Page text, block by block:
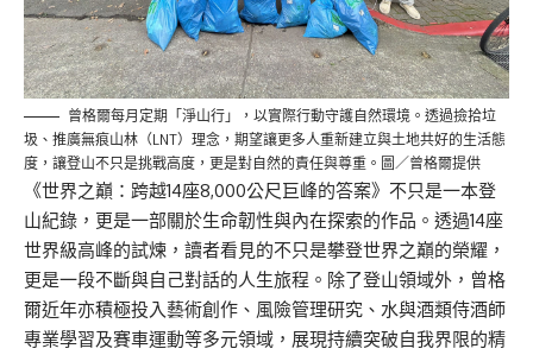
曾格爾每月定期「淨山行」，以實際行動守護自然環境。透過撿拾垃
圾、推廣無痕山林（LNT）理念，期望讓更多人重新建立與土地共好的生活態
度，讓登山不只是挑戰高度，更是對自然的責任與尊重。圖／曾格爾提供
《世界之巔：跨越14座8,000公尺巨峰的答案》 不只是一本登
山紀錄，更是一部關於生命韌性與內在探索的作品。透過14座
世界級高峰的試煉，讀者看見的不只是攀登世界之巔的榮耀 ，
更是一段不斷與自己對話的人生旅程。除了登山領域外， 曾格
爾近年亦積極投入藝術創作、風險管理研究、水與酒類侍酒師
專業學習及賽車運動等多元領域，展現持續突破自我界限的精